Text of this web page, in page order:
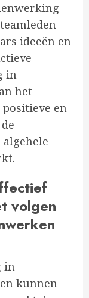
ideeën en
in
het
en
volgen
in
kunnen